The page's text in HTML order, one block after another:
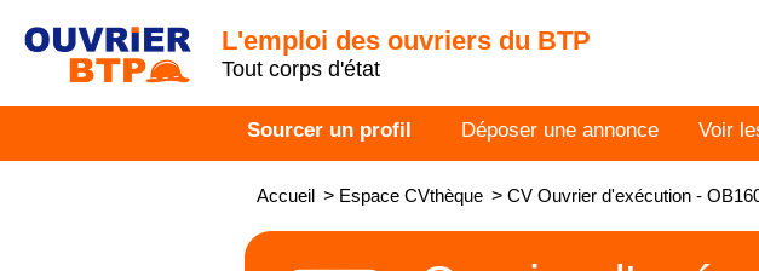
L'emploi des ouvriers du BTP
Tout corps d'état
Sourcer un profil Déposer une annonce Voir
Accueil > Espace CVthèque > CV Ouvrier d'exécution -